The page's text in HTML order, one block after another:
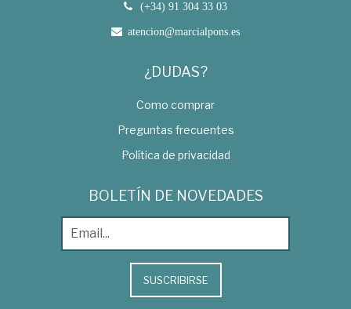
(+34) 91 304 33 03
atencion@marcialpons.es
¿DUDAS?
Como comprar
Preguntas frecuentes
Política de privacidad
BOLETÍN DE NOVEDADES
SUSCRIBIRSE